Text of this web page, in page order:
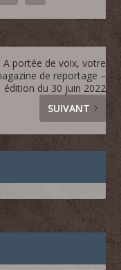
A portée de voix, votre
de reportage –
édition du 30 juin 2022
SUIVANT